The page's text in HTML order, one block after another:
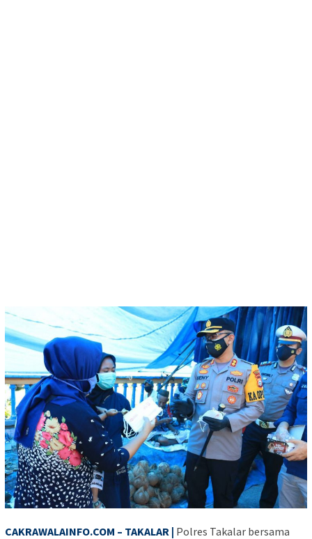
CAKRAWALAINFO.COM – TAKALAR | Polres Takalar bersama